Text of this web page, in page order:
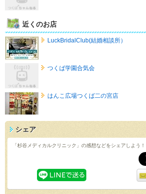
近くのお店
LuckBridalClub(結婚相談所）
つくば学園合気会
はんこ広場つくば二の宮店
シェア
「杉谷メディカルクリニック」の感想などをシェアしよう！